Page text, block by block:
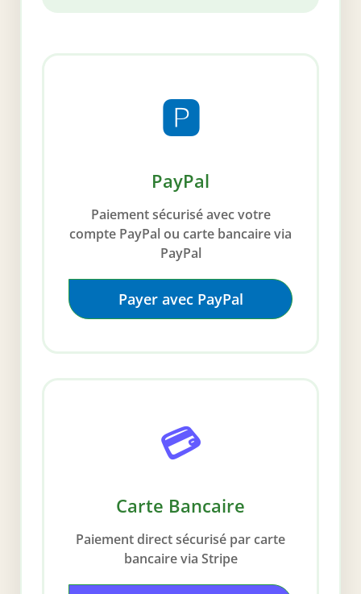
🅿️
PayPal
Paiement sécurisé avec votre
compte PayPal ou carte bancaire via
PayPal
Payer avec PayPal
💳
Carte Bancaire
Paiement direct sécurisé par carte
bancaire via Stripe